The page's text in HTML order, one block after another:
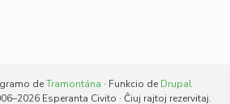
deTramontána · Funkcio de Drupal
Esperanta Civito · Ĉiuj rajtoj rezervitaj.